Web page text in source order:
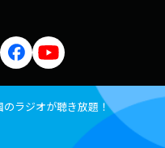
ラジオが聴き放題！